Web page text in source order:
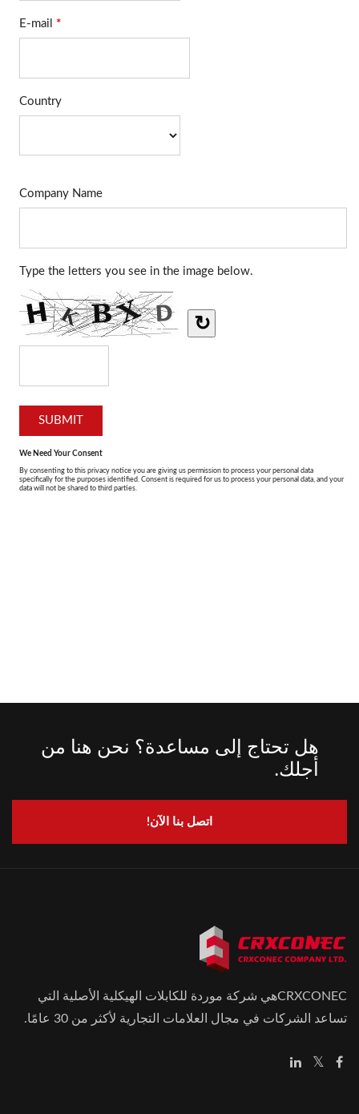
هل تحتاج إلى مساعدة؟ نحن هنا من
أجلك.
اتصل بنا الآن!
CRXCONECهي شركة موردة للكابلات الهيكلية الأصلية التي
تساعد الشركات في مجال العلامات التجارية لأكثر من 30 عامًا.